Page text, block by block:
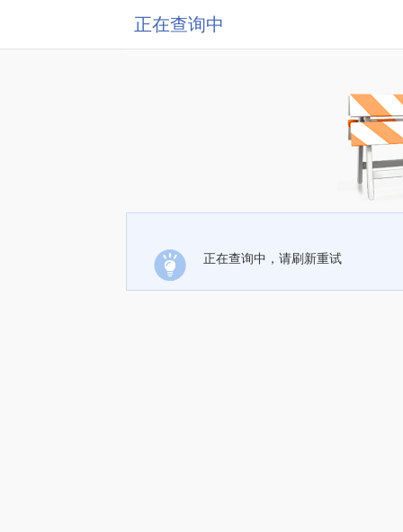
正在查询中
正在查询中，请刷新重试